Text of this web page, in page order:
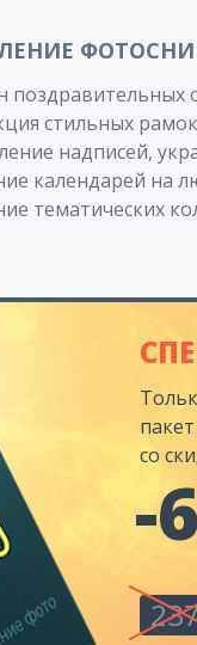
поздравительных
стильных
надписей,
календарей на
тематических
со
-